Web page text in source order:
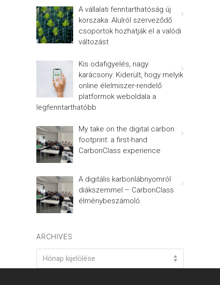
A vállalati fenntarthatóság új
korszaka: Alulról szerveződő
csoportok hozhatják el a valódi
változást
Kis odafigyelés, nagy
karácsony: Kiderült, hogy melyik
online élelmiszer-rendelő
platformok weboldala a
legfenntarthatóbb
My take on the digital carbon
footprint: a first-hand
CarbonClass experience
A digitális karbonlábnyomról
diákszemmel – CarbonClass
élménybeszámoló
ARCHIVES
Hónap kijelölése